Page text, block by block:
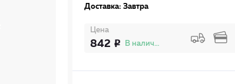
Доставка: Завтра
Цена
842 В наличии